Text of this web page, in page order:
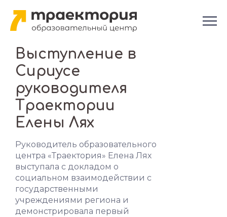
Выступление в
Сириусе
руководителя
Траектории
Елены Лях
Руководитель образовательного
центра «Траектория» Елена Лях
выступала с докладом о
социальном взаимодействии с
государственными
учреждениями региона и
демонстрировала первый